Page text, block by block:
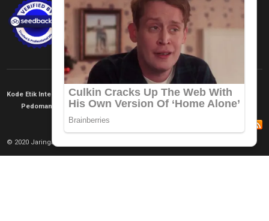
Kode Etik Internal KEJ Disclaimer
Tentang Kami
Pedoman Media Siber
Redaksi
© 2020 Jaringan Informasi. All rights reserved.